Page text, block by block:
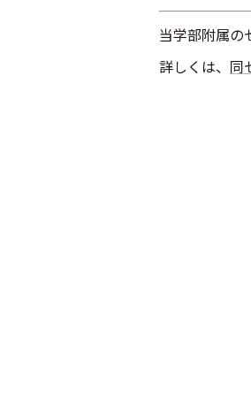
当学部附属の
詳しくは、 同